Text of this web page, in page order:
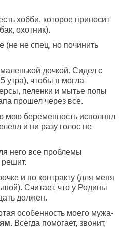
хобби, которое приносит
охотник).
(не не спец, но починить
дочкой. Сидел с
утра), чтобы я могла
пеленки и мытье попы
прошел через все.
мою беременность исполнял
и ни разу голос не
него все проблемы
и по контракту (для меня
Считает, что у Родины
должен.
особенность моего мужа-
. Всегда помогает, звонит,